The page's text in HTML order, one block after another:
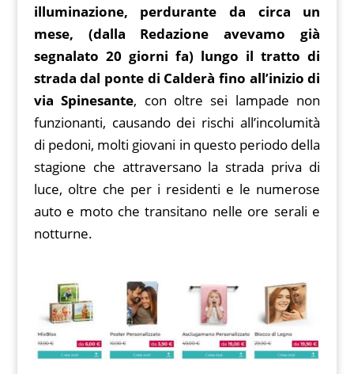
illuminazione, perdurante da circa un
mese, (dalla Redazione avevamo già
segnalato 20 giorni fa) lungo il tratto di
strada dal ponte di Calderà fino all’inizio di
via Spinesante, con oltre sei lampade non
funzionanti, causando dei rischi all’incolumità
di pedoni, molti giovani in questo periodo della
stagione che attraversano la strada priva di
luce, oltre che per i residenti e le numerose
auto e moto che transitano nelle ore serali e
notturne.